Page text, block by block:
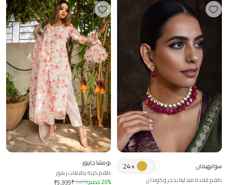
سوابهيمان +
24
طقم قلادة متدلية بحجر وكوندان
بومشا جايبور
طقم كرتة بطبعات زهور
₹5,935₹7,419 20% خصم